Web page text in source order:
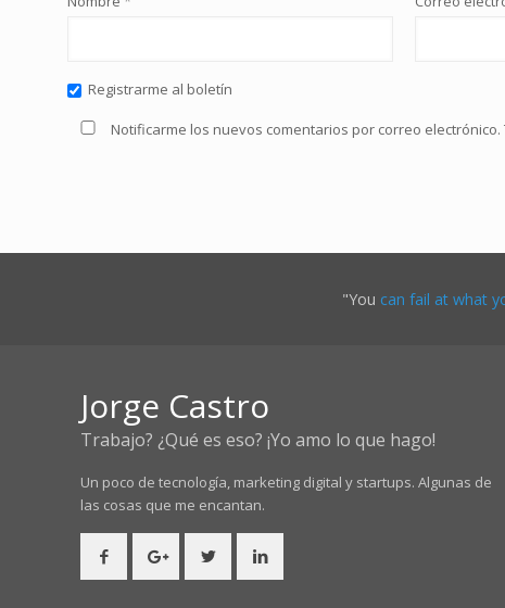
Registrarme al boletín
Notificarme los nuevos comentarios por correo
"You can fail at what
Jorge Castro
Trabajo? ¿Qué es eso? ¡Yo amo lo que hago!
Un poco de tecnología, marketing digital y startups. Algunas de
las cosas que me encantan.